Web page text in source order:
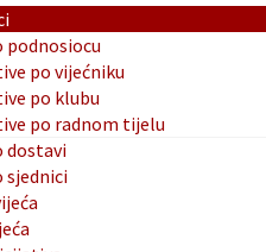
po vijećniku
po klubu
po radnom tijelu
dostavi
sjednici